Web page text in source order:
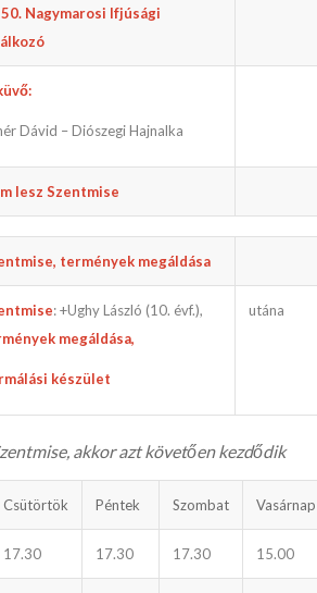
Nagymarosi Ifjúsági
Dávid – Diószegi Hajnalka
lesz Szentmise
termények megáldása
: +Ughy László (10. évf.),
megáldása,
készület
utána
akkor azt követően kezdődik
Csütörtök Péntek Szombat Vasárnap
17.30 17.30 17.30 15.00